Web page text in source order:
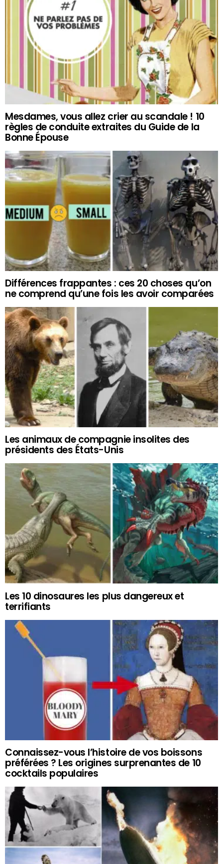
Mesdames, vous allez crier au scandale ! 10
règles de conduite extraites du Guide de la
Bonne Épouse
Différences frappantes : ces 20 choses qu’on
ne comprend qu’une fois les avoir comparées
Les animaux de compagnie insolites des
présidents des États-Unis
Les 10 dinosaures les plus dangereux et
terrifiants
Connaissez-vous l’histoire de vos boissons
préférées ? Les origines surprenantes de 10
cocktails populaires